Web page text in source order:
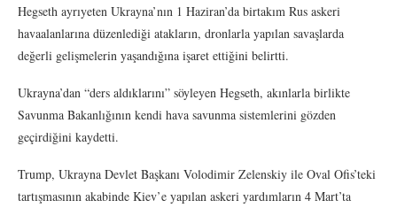
Hegseth ayrıyeten Ukrayna’nın 1 Haziran’da birtakım Rus askeri
havaalanlarına düzenlediği atakların, dronlarla yapılan savaşlarda
değerli gelişmelerin yaşandığına işaret ettiğini belirtti.
Ukrayna’dan “ders aldıklarını” söyleyen Hegseth, akınlarla birlikte
Savunma Bakanlığının kendi hava savunma sistemlerini gözden
geçirdiğini kaydetti.
Trump, Ukrayna Devlet Başkanı Volodimir Zelenskiy ile Oval Ofis’teki
tartışmasının akabinde Kiev’e yapılan askeri yardımların 4 Mart’ta